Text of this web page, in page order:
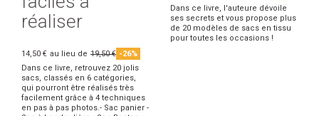
réaliser
14,50 € au lieu de 19,50 € -26%
Dans ce livre, retrouvez 20 jolis
sacs, classés en 6 catégories,
qui pourront être réalisés très
facilement grâce à 4 techniques
en pas à pas photos.- Sac panier -
Dans ce livre, l'auteure dévoile
ses secrets et vous propose plus
de 20 modèles de sacs en tissu
pour toutes les occasions !